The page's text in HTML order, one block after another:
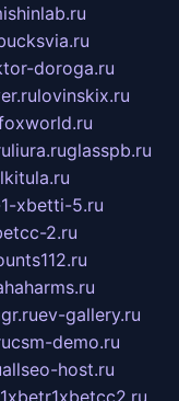
doroga.ru
lovinskix.ru
liura.ruglasspb.ru
xbetti-5.ru
2.ru
ev-gallery.ru
csm-demo.ru
allseo-host.ru